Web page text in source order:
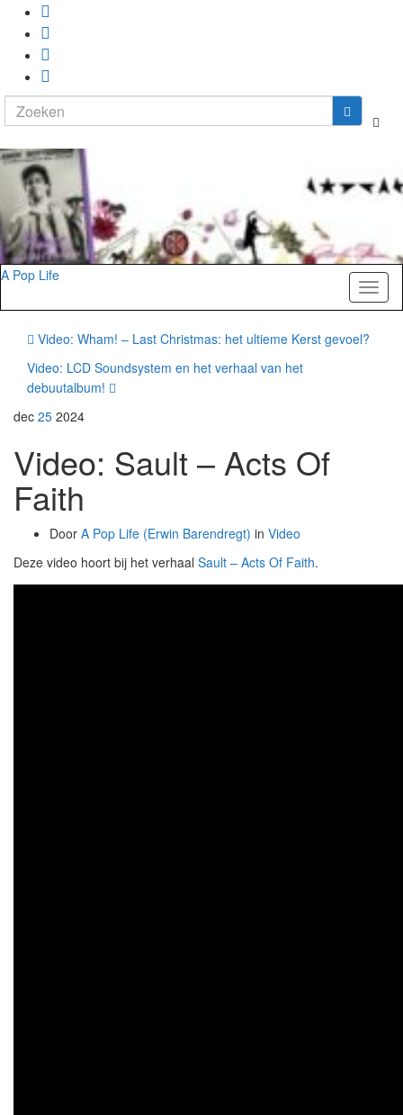
Search
for:
A Pop Life
Video: Wham! – Last Christmas: het ultieme Kerst gevoel?
Video: LCD Soundsystem en het verhaal van het
debuutalbum!
dec 25 2024
Video: Sault – Acts Of
Faith
Door A Pop Life (Erwin Barendregt) in Video
Deze video hoort bij het verhaal Sault – Acts Of Faith.